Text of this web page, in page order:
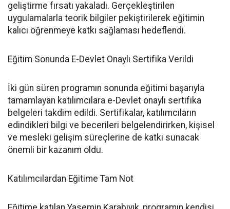
geliştirme fırsatı yakaladı. Gerçekleştirilen
uygulamalarla teorik bilgiler pekiştirilerek eğitimin
kalıcı öğrenmeye katkı sağlaması hedeflendi.
Eğitim Sonunda E-Devlet Onaylı Sertifika Verildi
İki gün süren programın sonunda eğitimi başarıyla
tamamlayan katılımcılara e-Devlet onaylı sertifika
belgeleri takdim edildi. Sertifikalar, katılımcıların
edindikleri bilgi ve becerileri belgelendirirken, kişisel
ve mesleki gelişim süreçlerine de katkı sunacak
önemli bir kazanım oldu.
Katılımcılardan Eğitime Tam Not